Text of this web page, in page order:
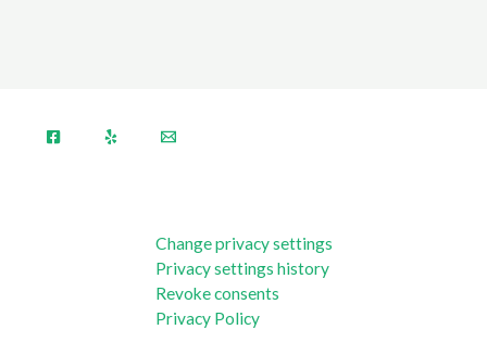
Change privacy settings
Privacy settings history
Revoke consents
Privacy Policy